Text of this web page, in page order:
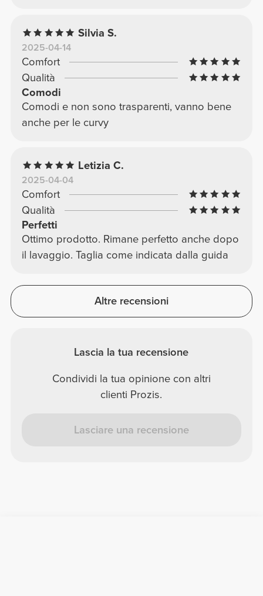
Silvia S.
2025-04-14
Comfort
Qualità
Comodi
Comodi e non sono trasparenti, vanno bene
anche per le curvy
Letizia C.
2025-04-04
Comfort
Qualità
Perfetti
Ottimo prodotto. Rimane perfetto anche dopo
il lavaggio. Taglia come indicata dalla guida
Altre recensioni
Lascia la tua recensione
Condividi la tua opinione con altri
clienti Prozis.
Lasciare una recensione